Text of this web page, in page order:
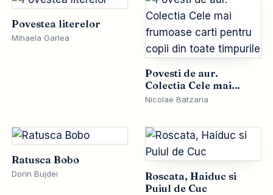
Povestea literelor
Mihaela Garlea
Povesti de aur.
Colectia Cele mai
frumoase carti pentru
Nicolae Batzaria
Ratusca Bobo
Dorin Bujdei
Roscata, Haiduc si
Puiul de Cuc